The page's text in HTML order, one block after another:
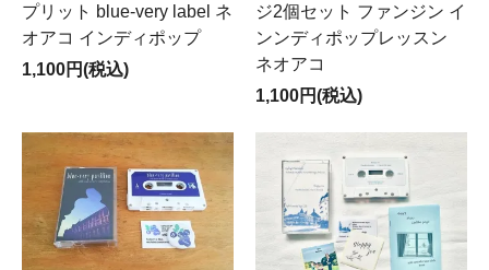
プリット blue-very label ネ
オアコ インディポップ
1,100円(税込)
ジ2個セット ファンジン イ
ンンディポップレッスン
ネオアコ
1,100円(税込)